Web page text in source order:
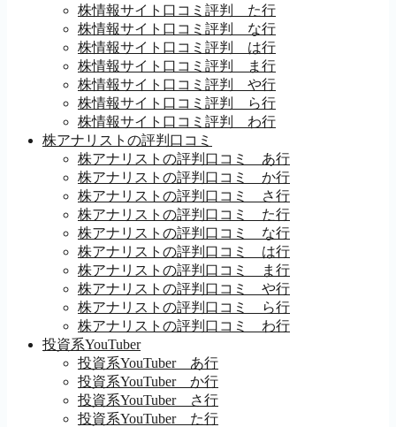
株情報サイト口コミ評判 た行
株情報サイト口コミ評判 な行
株情報サイト口コミ評判 は行
株情報サイト口コミ評判 ま行
株情報サイト口コミ評判 や行
株情報サイト口コミ評判 ら行
株情報サイト口コミ評判 わ行
株アナリストの評判口コミ
株アナリストの評判口コミ あ行
株アナリストの評判口コミ か行
株アナリストの評判口コミ さ行
株アナリストの評判口コミ た行
株アナリストの評判口コミ な行
株アナリストの評判口コミ は行
株アナリストの評判口コミ ま行
株アナリストの評判口コミ や行
株アナリストの評判口コミ ら行
株アナリストの評判口コミ わ行
投資系YouTuber
投資系YouTuber あ行
投資系YouTuber か行
投資系YouTuber さ行
投資系YouTuber た行